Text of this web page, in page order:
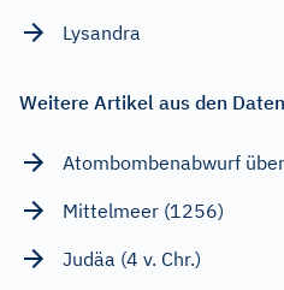
Lysandra
Weitere Artikel aus den
Atombombenabwurf
Mittelmeer (1256)
Judäa (4 v. Chr.)